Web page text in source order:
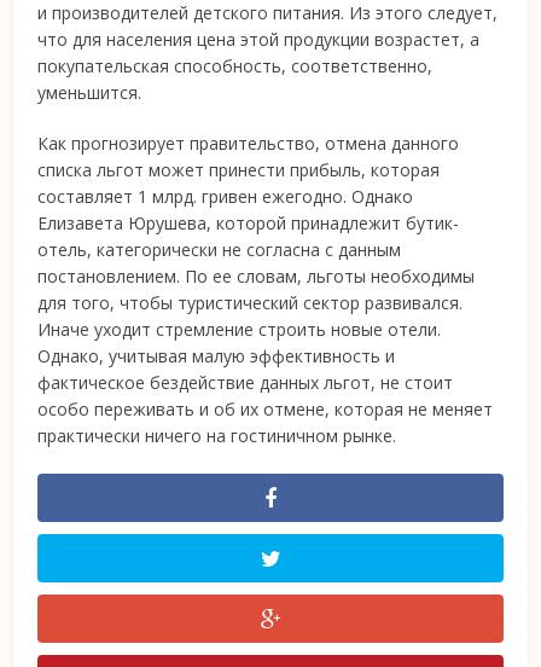
и производителей детского питания. Из этого следует,
что для населения цена этой продукции возрастет, а
покупательская способность, соответственно,
уменьшится.
Как прогнозирует правительство, отмена данного
списка льгот может принести прибыль, которая
составляет 1 млрд. гривен ежегодно. Однако
Елизавета Юрушева, которой принадлежит бутик-
отель, категорически не согласна с данным
постановлением. По ее словам, льготы необходимы
для того, чтобы туристический сектор развивался.
Иначе уходит стремление строить новые отели.
Однако, учитывая малую эффективность и
фактическое бездействие данных льгот, не стоит
особо переживать и об их отмене, которая не меняет
практически ничего на гостиничном рынке.